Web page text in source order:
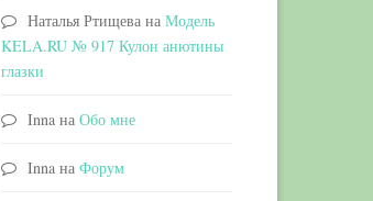
Наталья Ртищевана Модель
KELA.RU № 917 Кулон анютины
глазки
Innaна Обо мне
Innaна Форум